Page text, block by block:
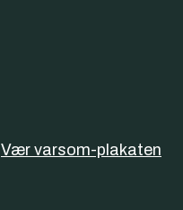
Vær varsom-plakaten